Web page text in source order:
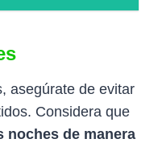
asegúrate de evitar
Considera que
noches de manera